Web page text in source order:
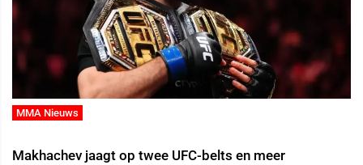
MMA Nieuws
Makhachev jaagt op twee UFC-belts en meer